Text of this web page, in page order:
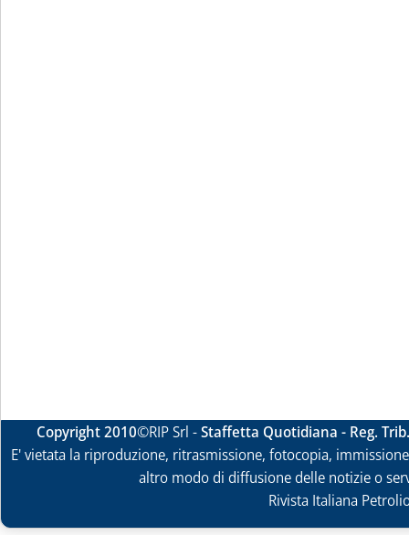
Copyright 2010©RIP Srl -Staffetta Quotidiana - Reg.
E' vietata la riproduzione, ritrasmissione, fotocopia,
altro modo di diffusione delle notizie o
Rivista Italiana